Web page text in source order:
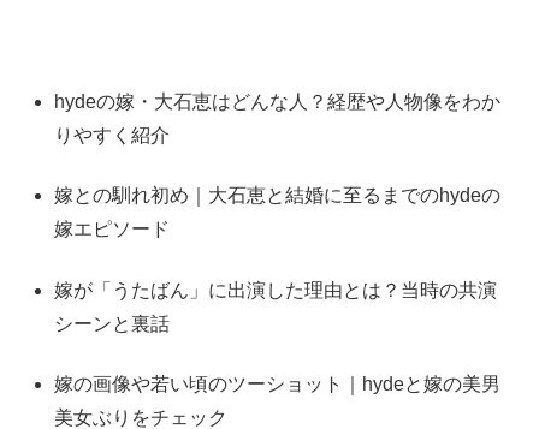
hydeの嫁・大石恵はどんな人？経歴や人物像をわか
りやすく紹介
嫁との馴れ初め｜大石恵と結婚に至るまでのhydeの
嫁エピソード
嫁が「うたばん」に出演した理由とは？当時の共演
シーンと裏話
嫁の画像や若い頃のツーショット｜hydeと嫁の美男
美女ぶりをチェック